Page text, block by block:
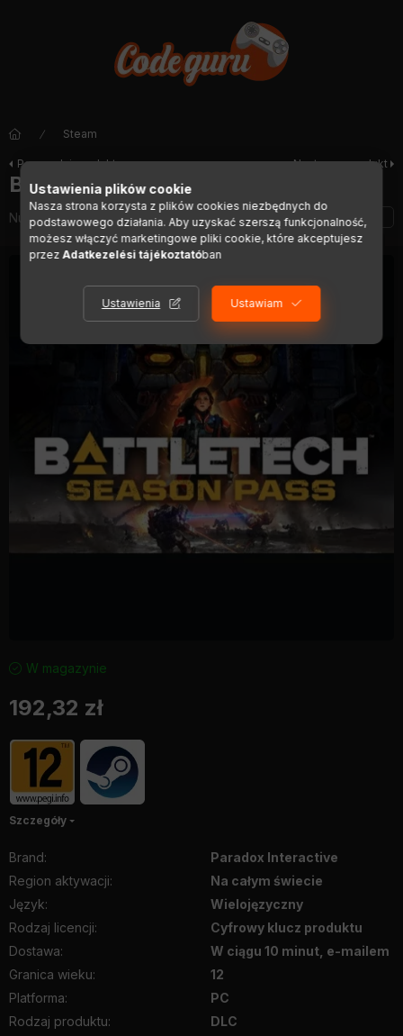
Steam
Poprzedni produkt Następny produkt
BattleTech - Season Pass (DLC)
Numer artykułu:DIGI01013
W magazynie
192,32 zł
Szczegóły
Brand:
Paradox Interactive
Region aktywacji:
Na całym świecie
Język:
Wielojęzyczny
Rodzaj licencji:
Cyfrowy klucz produktu
Dostawa:
W ciągu 10 minut, e-mailem
Granica wieku:
12
Platforma:
PC
Rodzaj produktu:
DLC
Ustawienia plików cookie
Nasza strona korzysta z plików cookies niezbędnych do
podstawowego działania. Aby uzyskać szerszą funkcjonalność,
możesz włączyć marketingowe pliki cookie, które akceptujesz
przezAdatkezelési tájékoztatóban
Ustawienia Ustawiam